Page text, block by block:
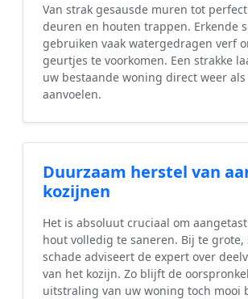
Van strak gesausde muren tot
deuren en houten trappen. Erkende
gebruiken vaak watergedragen verf
geurtjes te voorkomen. Een strakke
uw bestaande woning direct weer
aanvoelen.
Duurzaam herstel van
kozijnen
Het is absoluut cruciaal om
hout volledig te saneren. Bij te
schade adviseert de expert over
van het kozijn. Zo blijft de
uitstraling van uw woning toch mooi